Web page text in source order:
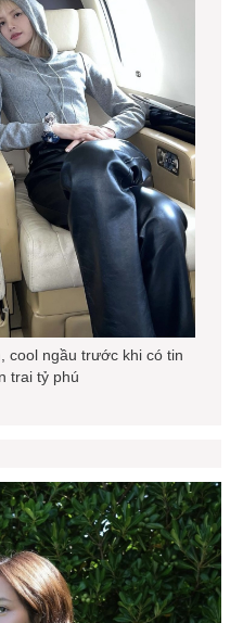
cool ngầu trước khi có tin
trai tỷ phú